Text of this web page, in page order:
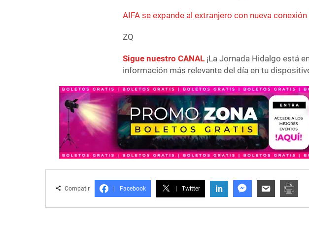
AIFA se expande al extranjero con nueva
ZQ
Sigue nuestro CANAL ¡La Jornada Hidalgo está
información más relevante del día en tu
Compatir Facebook Twitter in